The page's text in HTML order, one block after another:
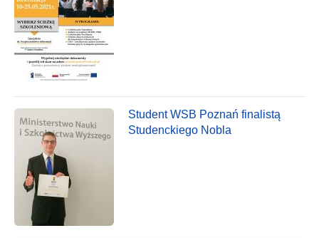
Student WSB Poznań finalistą
Studenckiego Nobla